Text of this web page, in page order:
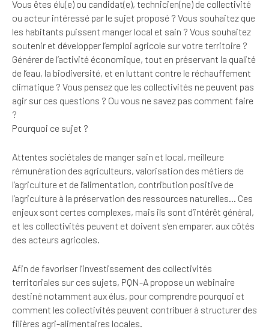
Vous êtes élu(e) ou candidat(e), technicien(ne) de collectivité
ou acteur intéressé par le sujet proposé ? Vous souhaitez que
les habitants puissent manger local et sain ? Vous souhaitez
soutenir et développer l’emploi agricole sur votre territoire ?
Générer de l’activité économique, tout en préservant la qualité
de l’eau, la biodiversité, et en luttant contre le réchauffement
climatique ? Vous pensez que les collectivités ne peuvent pas
agir sur ces questions ? Ou vous ne savez pas comment faire
?
Pourquoi ce sujet ?
Attentes sociétales de manger sain et local, meilleure
rémunération des agriculteurs, valorisation des métiers de
l’agriculture et de l’alimentation, contribution positive de
l’agriculture à la préservation des ressources naturelles… Ces
enjeux sont certes complexes, mais ils sont d’intérêt général,
et les collectivités peuvent et doivent s’en emparer, aux côtés
des acteurs agricoles.
Afin de favoriser l’investissement des collectivités
territoriales sur ces sujets, PQN-A propose un webinaire
destiné notamment aux élus, pour comprendre pourquoi et
comment les collectivités peuvent contribuer à structurer des
filières agri-alimentaires locales.